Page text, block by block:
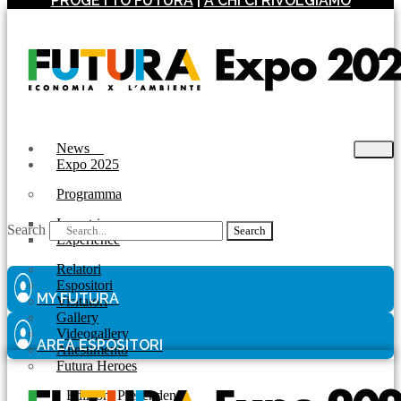
News
Expo 2025
Programma
Incontri
Experience
Relatori
Espositori
Visitatori
Gallery
Videogallery
Allestimento
Futura Heroes
| Edizioni Precendenti
Search Search
MY FUTURA
AREA ESPOSITORI